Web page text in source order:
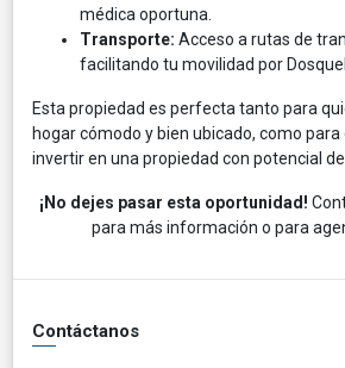
médica oportuna.
Transporte: Acceso a rutas de
facilitando tu movilidad por
Esta propiedad es perfecta tanto para
hogar cómodo y bien ubicado, como
invertir en una propiedad con potencial de
¡No dejes pasar esta oportunidad!
para más información o para
Contáctanos